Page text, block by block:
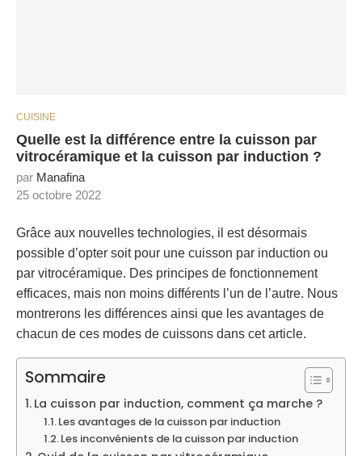
CUISINE
Quelle est la différence entre la cuisson par
vitrocéramique et la cuisson par induction ?
par Manafina
25 octobre 2022
Grâce aux nouvelles technologies, il est désormais
possible d’opter soit pour une cuisson par induction ou
par vitrocéramique. Des principes de fonctionnement
efficaces, mais non moins différents l’un de l’autre. Nous
montrerons les différences ainsi que les avantages de
chacun de ces modes de cuissons dans cet article.
Sommaire
La cuisson par induction, comment ça marche ?
Les avantages de la cuisson par induction
Les inconvénients de la cuisson par induction